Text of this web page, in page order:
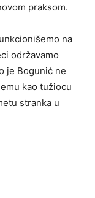
praksom.
na
održavamo
je Bogunić ne
kao tužiocu
stranka u